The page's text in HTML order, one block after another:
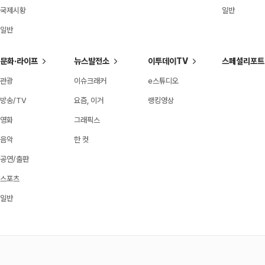
국제시황
일반
일반
문화·라이프
관광
방송/TV
영화
음악
공연/출판
스포츠
일반
뉴스발전소
이슈크래커
요즘, 이거
그래픽스
한 컷
이투데이TV
e스튜디오
랭킹영상
스페셜리포트